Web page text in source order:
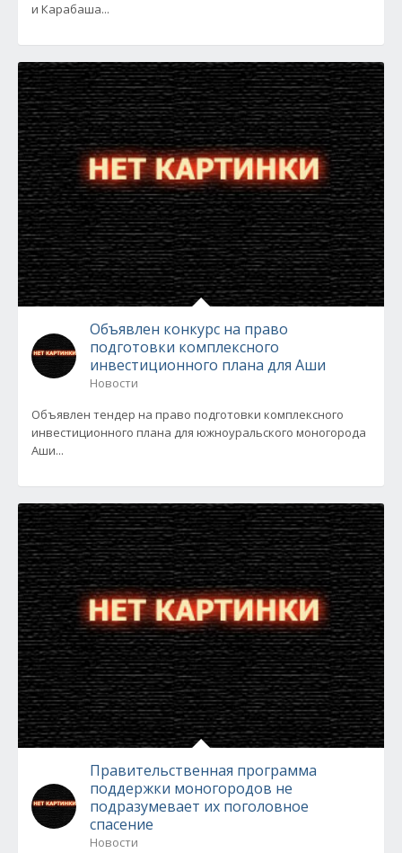
и Карабаша...
Объявлен конкурс на право
подготовки комплексного
инвестиционного плана для Аши
Новости
Объявлен тендер на право подготовки комплексного
инвестиционного плана для южноуральского моногорода
Аши...
Правительственная программа
поддержки моногородов не
подразумевает их поголовное
спасение
Новости